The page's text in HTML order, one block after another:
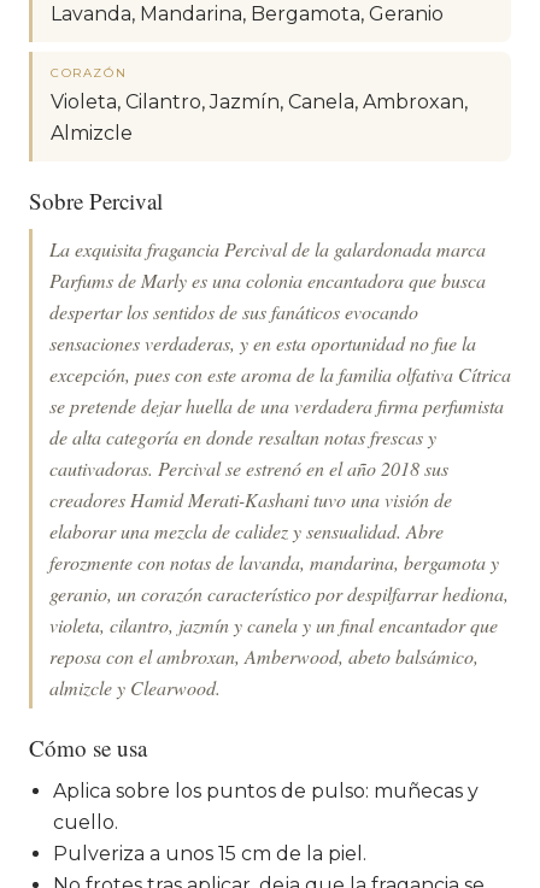
Lavanda, Mandarina, Bergamota, Geranio
CORAZÓN
Violeta, Cilantro, Jazmín, Canela, Ambroxan,
Almizcle
Sobre Percival
La exquisita fragancia Percival de la galardonada marca
Parfums de Marly es una colonia encantadora que busca
despertar los sentidos de sus fanáticos evocando
sensaciones verdaderas, y en esta oportunidad no fue la
excepción, pues con este aroma de la familia olfativa Cítrica
se pretende dejar huella de una verdadera firma perfumista
de alta categoría en donde resaltan notas frescas y
cautivadoras. Percival se estrenó en el año 2018 sus
creadores Hamid Merati-Kashani tuvo una visión de
elaborar una mezcla de calidez y sensualidad. Abre
ferozmente con notas de lavanda, mandarina, bergamota y
geranio, un corazón característico por despilfarrar hediona,
violeta, cilantro, jazmín y canela y un final encantador que
reposa con el ambroxan, Amberwood, abeto balsámico,
almizcle y Clearwood.
Cómo se usa
Aplica sobre los puntos de pulso: muñecas y
cuello.
Pulveriza a unos 15 cm de la piel.